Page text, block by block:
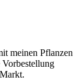
meinen Pflanzen
Vorbestellung